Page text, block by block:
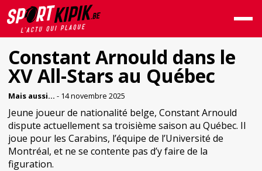
Constant Arnould dans le
XV All-Stars au Québec
Mais aussi... - 14 novembre 2025
Jeune joueur de nationalité belge, Constant Arnould
dispute actuellement sa troisième saison au Québec. Il
joue pour les Carabins, l’équipe de l’Université de
Montréal, et ne se contente pas d’y faire de la
figuration.